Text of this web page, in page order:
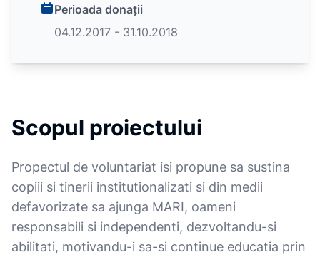
Perioada donații
04.12.2017 - 31.10.2018
Scopul proiectului
Propectul de voluntariat isi propune sa sustina
copiii si tinerii institutionalizati si din medii
defavorizate sa ajunga MARI, oameni
responsabili si independenti, dezvoltandu-si
abilitati, motivandu-i sa-si continue educatia prin